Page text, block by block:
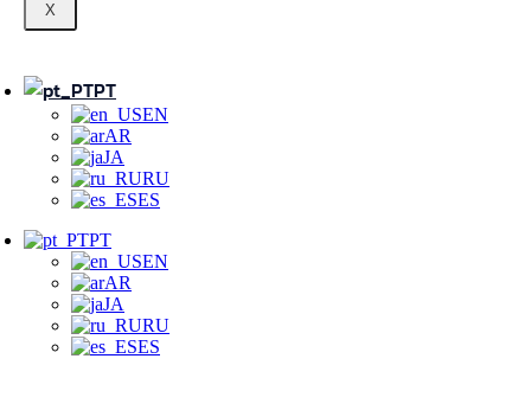
X
PT
EN
AR
JA
RU
ES
PT
EN
AR
JA
RU
ES